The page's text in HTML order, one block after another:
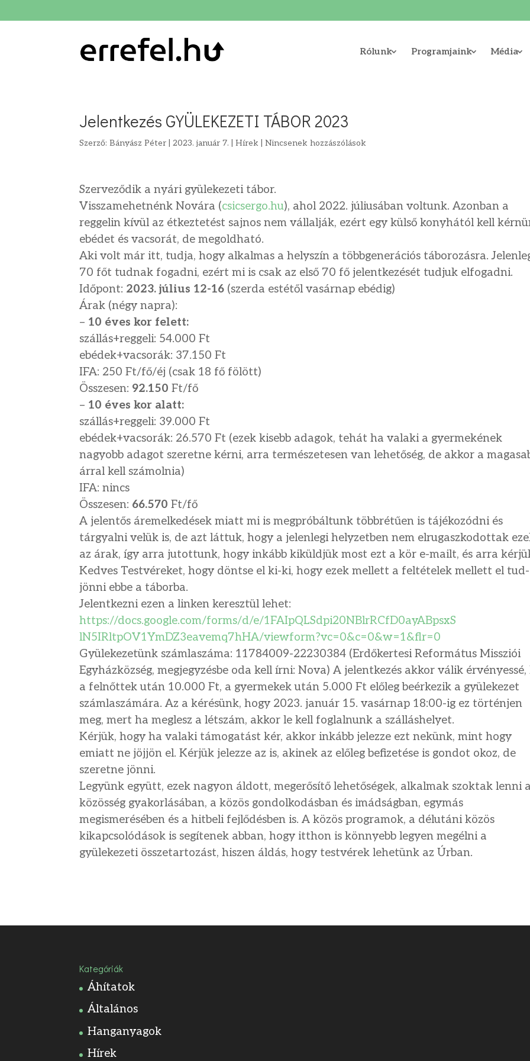
Rólunk Programjaink Média
Jelentkezés GYÜLEKEZETI TÁBOR 2023
Szerző:Bányász Péter |2023. január 7. |Hírek |Nincsenek hozzászólások
Szerveződik a nyári gyülekezeti tábor.
Visszamehetnénk Novára (csicsergo.hu), ahol 2022. júliusában voltunk. Azonban a
reggelin kívül az étkeztetést sajnos nem vállalják, ezért egy külső konyhától kell
ebédet és vacsorát, de megoldható.
Aki volt már itt, tudja, hogy alkalmas a helyszín a többgenerációs táborozásra.
70 főt tudnak fogadni, ezért mi is csak az első 70 fő jelentkezését tudjuk elfogadni.
Időpont: 2023. július 12-16 (szerda estétől vasárnap ebédig)
Árak (négy napra):
– 10 éves kor felett:
szállás+reggeli: 54.000 Ft
ebédek+vacsorák: 37.150 Ft
IFA: 250 Ft/fő/éj (csak 18 fő fölött)
Összesen: 92.150 Ft/fő
– 10 éves kor alatt:
szállás+reggeli: 39.000 Ft
ebédek+vacsorák: 26.570 Ft (ezek kisebb adagok, tehát ha valaki a gyermekének
nagyobb adagot szeretne kérni, arra természetesen van lehetőség, de akkor a
árral kell számolnia)
IFA: nincs
Összesen: 66.570 Ft/fő
A jelentős áremelkedések miatt mi is megpróbáltunk többrétűen is tájékozódni és
tárgyalni velük is, de azt láttuk, hogy a jelenlegi helyzetben nem elrugaszkodottak
az árak, így arra jutottunk, hogy inkább kiküldjük most ezt a kör e-mailt, és arra
Kedves Testvéreket, hogy döntse el ki-ki, hogy ezek mellett a feltételek mellett el
jönni ebbe a táborba.
Jelentkezni ezen a linken keresztül lehet:
https://docs.google.com/forms/d/e/1FAIpQLSdpi20NBlrRCfD0ayABpsxS
lN5IRltpOV1YmDZ3eavemq7hHA/viewform?vc=0&c=0&w=1&flr=0
Gyülekezetünk számlaszáma: 11784009-22230384 (Erdőkertesi Református Missziói
Egyházközség, megjegyzésbe oda kell írni: Nova) A jelentkezés akkor válik érvényessé,
a felnőttek után 10.000 Ft, a gyermekek után 5.000 Ft előleg beérkezik a gyülekezet
számlaszámára. Az a kérésünk, hogy 2023. január 15. vasárnap 18:00-ig ez történjen
meg, mert ha meglesz a létszám, akkor le kell foglalnunk a szálláshelyet.
Kérjük, hogy ha valaki támogatást kér, akkor inkább jelezze ezt nekünk, mint hogy
emiatt ne jöjjön el. Kérjük jelezze az is, akinek az előleg befizetése is gondot okoz, de
szeretne jönni.
Legyünk együtt, ezek nagyon áldott, megerősítő lehetőségek, alkalmak szoktak lenni
közösség gyakorlásában, a közös gondolkodásban és imádságban, egymás
megismerésében és a hitbeli fejlődésben is. A közös programok, a délutáni közös
kikapcsolódások is segítenek abban, hogy itthon is könnyebb legyen megélni a
gyülekezeti összetartozást, hiszen áldás, hogy testvérek lehetünk az Úrban.
Kategóriák
Áhítatok
Általános
Hanganyagok
Hírek